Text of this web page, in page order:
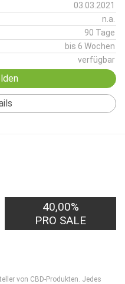
03.03.2021
n.a.
90 Tage
bis 6 Wochen
verfügbar
40,00%
PRO SALE
von CBD-Produkten. Jedes